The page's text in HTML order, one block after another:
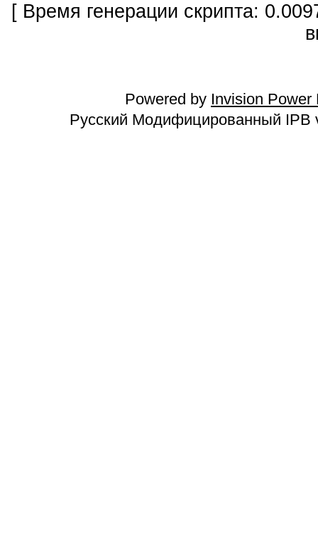
[ Время генерации скрипта:
Powered by Invision Power
Русский Модифицированный IPB